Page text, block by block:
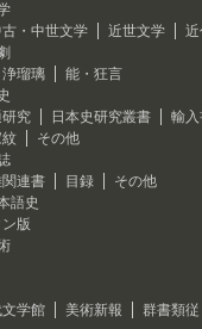
・中世文学
近世文学
瑠璃
能・狂言
究
日本史研究叢書
輸
紋
その他
連書
目録
その他
語史
版
文学館
美術新報
群書類